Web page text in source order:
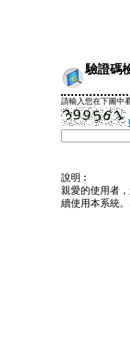
驗證碼
請輸入您在下圖中
說明︰
親愛的使用者
續使用本系統。